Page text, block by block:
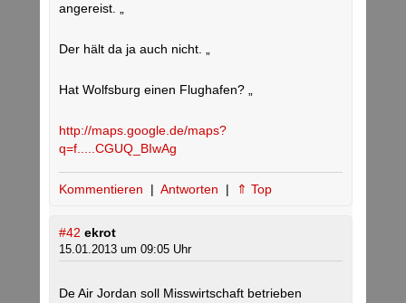
angereist. „
Der hält da ja auch nicht. „
Hat Wolfsburg einen Flughafen? „
http://maps.google.de/maps?
q=f.....CGUQ_BIwAg
Kommentieren | Antworten | ⇑ Top
#42 ekrot
15.01.2013 um 09:05 Uhr
De Air Jordan soll Misswirtschaft betrieben